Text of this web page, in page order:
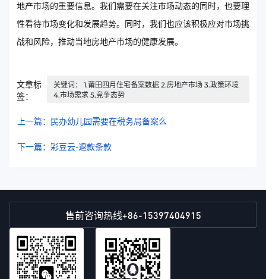
地产市场的重要信息。我们需要在关注市场动态的同时，也要理
性看待市场变化和发展趋势。同时，我们也应该积极应对市场挑
战和风险，推动当地房地产市场的健康发展。
文章标
签：
关键词： 1.莆田四月住宅备案数据 2.房地产市场 3.政策环境
4.市场需求 5.竞争态势
上一篇：民办幼儿园需要在税务局备案么
下一篇：彩豆云-退款条款
售前咨询热线+86-15397404915